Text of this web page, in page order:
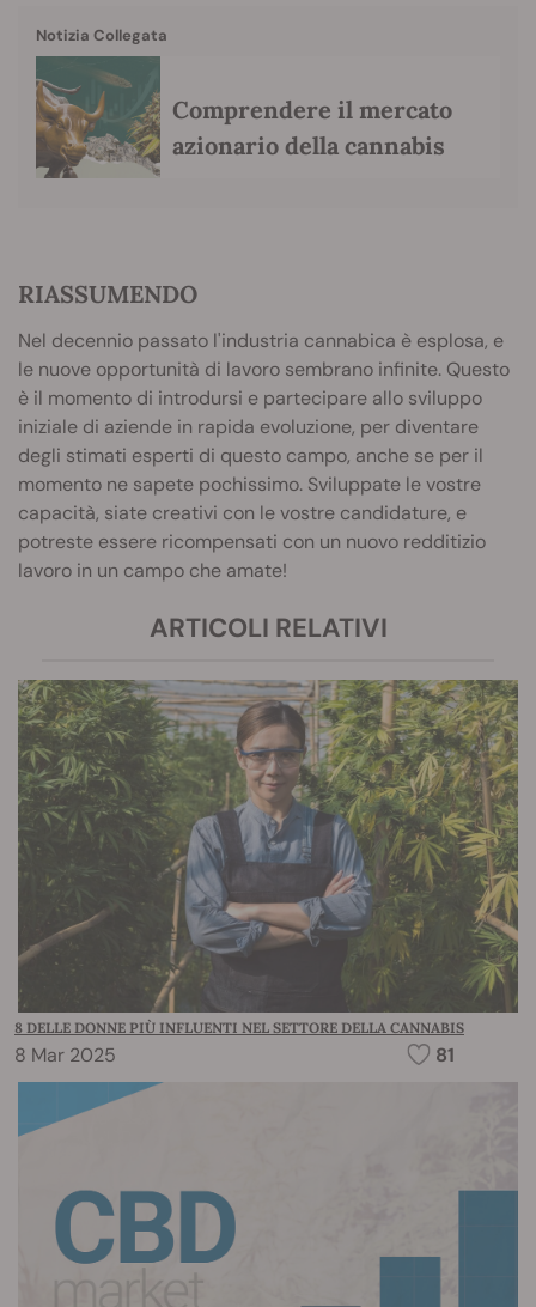
Notizia Collegata
Comprendere il mercato
azionario della cannabis
RIASSUMENDO
Nel decennio passato l'industria cannabica è esplosa, e
le nuove opportunità di lavoro sembrano infinite. Questo
è il momento di introdursi e partecipare allo sviluppo
iniziale di aziende in rapida evoluzione, per diventare
degli stimati esperti di questo campo, anche se per il
momento ne sapete pochissimo. Sviluppate le vostre
capacità, siate creativi con le vostre candidature, e
potreste essere ricompensati con un nuovo redditizio
lavoro in un campo che amate!
ARTICOLI RELATIVI
8 DELLE DONNE PIÙ INFLUENTI NEL SETTORE DELLA CANNABIS
8 Mar 2025 81